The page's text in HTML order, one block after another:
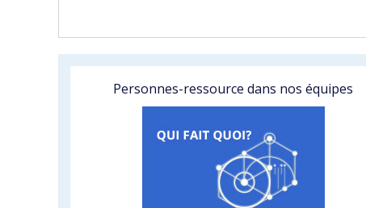
Personnes-ressource dans nos équipes